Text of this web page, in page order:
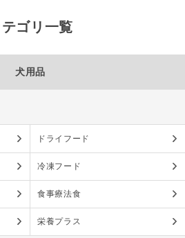
テゴリ一覧
犬用品
ドライフード
冷凍フード
食事療法食
栄養プラス